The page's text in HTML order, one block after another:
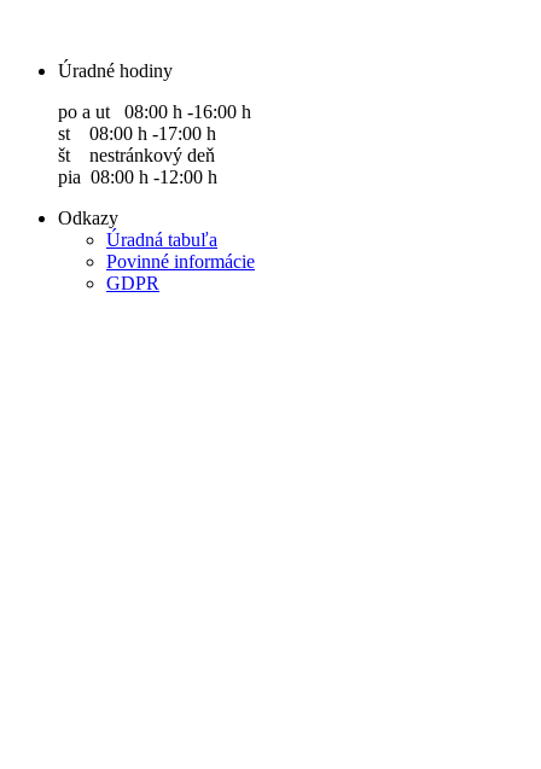
Úradné hodiny
po a ut 08:00 h -16:00 h
st 08:00 h -17:00 h
št nestránkový deň
pia 08:00 h -12:00 h
Odkazy
Úradná tabuľa
Povinné informácie
GDPR